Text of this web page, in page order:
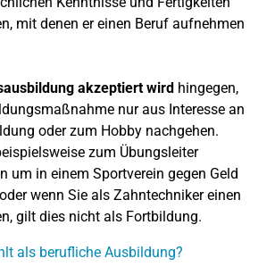
mit denen er einen Beruf aufnehmen
akzeptiert wird hingegen,
nur aus Interesse an
oder zum Hobby nachgehen.
zum Übungsleiter
um in einem Sportverein gegen Geld
wenn Sie als Zahntechniker einen
gilt dies nicht als Fortbildung.
als berufliche Ausbildung?